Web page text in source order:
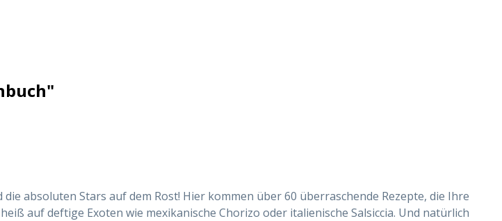
absoluten Stars auf dem Rost! Hier kommen über 60 überraschende Rezepte, die Ihre
auf deftige Exoten wie mexikanische Chorizo oder italienische Salsiccia. Und natürlich